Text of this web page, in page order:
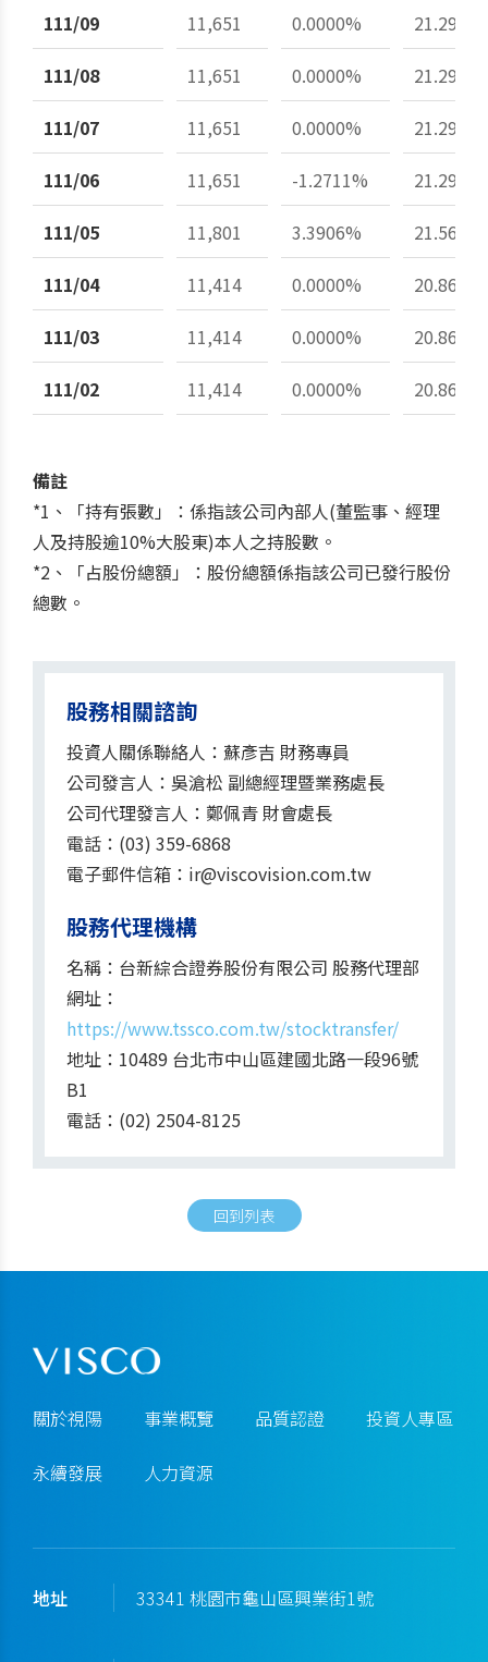
111/09
11,651 0.0000%
21.29%
111/08
11,651 0.0000%
21.29%
111/07
11,651 0.0000%
21.29%
111/06
11,651 -1.2711%
21.29%
111/05
11,801 3.3906%
21.56%
111/04
11,414 0.0000%
20.86%
111/03
11,414 0.0000%
20.86%
111/02
11,414 0.0000% 20.86%
備註
*1、「持有張數」：係指該公司內部人(董監事、經理
人及持股逾10%大股東)本人之持股數。
*2、「占股份總額」：股份總額係指該公司已發行股份
總數。
股務相關諮詢
投資人關係聯絡人：蘇彥吉 財務專員
公司發言人：吳滄松 副總經理暨業務處長
公司代理發言人：鄭佩青 財會處長
電話： (03) 359-6868
電子郵件信箱： ir@viscovision.com.tw
股務代理機構
名稱：台新綜合證券股份有限公司 股務代理部
網址：
https://www.tssco.com.tw/stocktransfer/
地址：10489 台北市中山區建國北路一段96號
B1
電話： (02) 2504-8125
回到列表
關於視陽 事業概覽 品質認證 投資人專區
永續發展 人力資源
地址 33341 桃園市龜山區興業街1號